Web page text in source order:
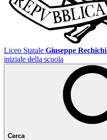
Liceo Statale Giuseppe Rechichi
iniziale della scuola
Cerca